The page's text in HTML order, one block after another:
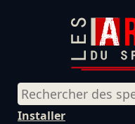
Installer